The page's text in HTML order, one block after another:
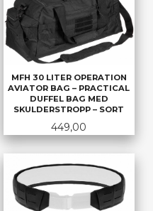
MFH 30 LITER OPERATION
AVIATOR BAG – PRACTICAL
DUFFEL BAG MED
SKULDERSTROPP – SORT
Pris
449,00